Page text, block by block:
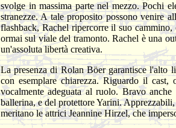
svolge in massima parte nel mezzo. Pochi
stranezze. A tale proposito possono venire
flashback, Rachel ripercorre il suo
ormai sul viale del tramonto. Rachel è una
un'assoluta libertà creativa.
La presenza di Rolan Böer garantisce l'alto
con esemplare chiarezza. Riguardo il
vocalmente adeguata al ruolo. Bravo
ballerina, e del protettore Yarini.
meritano le attrici Jeannine Hirzel, che